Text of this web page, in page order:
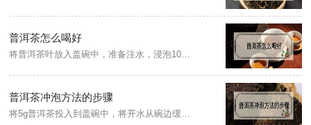
普洱茶怎么喝好
普洱茶冲泡方法的步骤